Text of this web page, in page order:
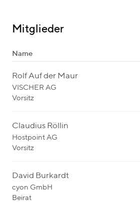
Mitglieder
Name
Rolf Auf der Maur
VISCHER AG
Vorsitz
Claudius Röllin
Hostpoint AG
Vorsitz
David Burkardt
cyon GmbH
Beirat